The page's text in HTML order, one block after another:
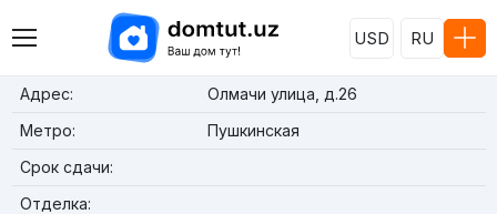
USD RU
Адрес:
Олмачи улица, д.26
Метро:
Пушкинская
Срок сдачи:
Отделка: